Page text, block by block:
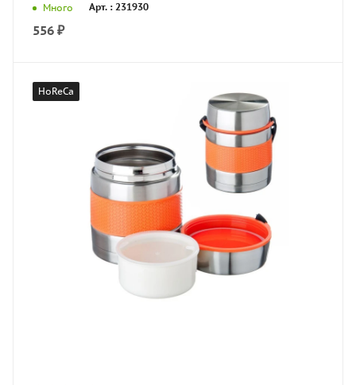
Много Арт. : 231930
556 ₽
HoReCa